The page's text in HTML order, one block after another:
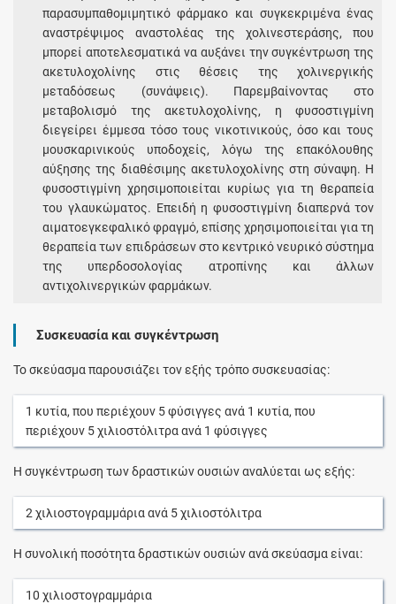
παρασυμπαθομιμητικό φάρμακο και συγκεκριμένα ένας
αναστρέψιμος αναστολέας της χολινεστεράσης, που
μπορεί αποτελεσματικά να αυξάνει την συγκέντρωση της
ακετυλοχολίνης στις θέσεις της χολινεργικής
μεταδόσεως (συνάψεις). Παρεμβαίνοντας στο
μεταβολισμό της ακετυλοχολίνης, η φυσοστιγμίνη
διεγείρει έμμεσα τόσο τους νικοτινικούς, όσο και τους
μουσκαρινικούς υποδοχείς, λόγω της επακόλουθης
αύξησης της διαθέσιμης ακετυλοχολίνης στη σύναψη. Η
φυσοστιγμίνη χρησιμοποιείται κυρίως για τη θεραπεία
του γλαυκώματος. Επειδή η φυσοστιγμίνη διαπερνά τον
αιματοεγκεφαλικό φραγμό, επίσης χρησιμοποιείται για τη
θεραπεία των επιδράσεων στο κεντρικό νευρικό σύστημα
της υπερδοσολογίας ατροπίνης και άλλων
αντιχολινεργικών φαρμάκων.
Συσκευασία και συγκέντρωση
Το σκεύασμα παρουσιάζει τον εξής τρόπο συσκευασίας:
1 κυτία, που περιέχουν 5φύσιγγες ανά 1 κυτία, που
περιέχουν 5χιλιοστόλιτραανά 1 φύσιγγες
Η συγκέντρωση των δραστικών ουσιών αναλύεται ως εξής:
2 χιλιοστογραμμάριαανά 5χιλιοστόλιτρα
Η συνολική ποσότητα δραστικών ουσιών ανά σκεύασμα είναι:
10 χιλιοστογραμμάρια